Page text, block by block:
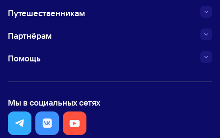
Путешественникам
Партнёрам
Помощь
Мы в социальных сетях